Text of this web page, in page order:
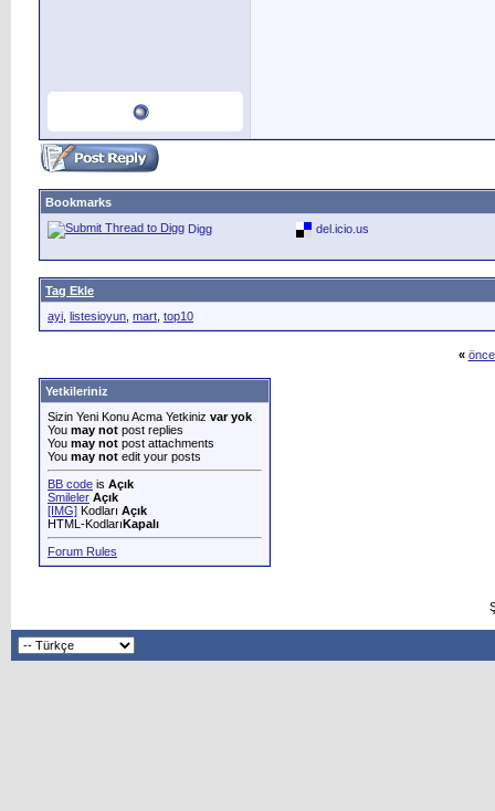
Bookmarks
Digg
del.icio.us
Tag Ekle
ayi listesioyun mart top10
«
Yetkileriniz
Sizin Yeni Konu Acma Yetkiniz var yok
You may not post replies
You may not post attachments
You may not edit your posts
BB code is Açık
Smileler Açık
[IMG] Kodları Açık
HTML-KodlarıKapalı
Forum Rules